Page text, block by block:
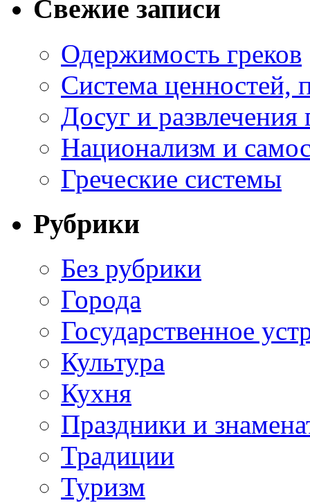
Свежие записи
Одержимость греков
Система ценностей,
Досуг и развлечения
Национализм и
Греческие системы
Рубрики
Без рубрики
Города
Государственное
Культура
Кухня
Праздники и
Традиции
Туризм